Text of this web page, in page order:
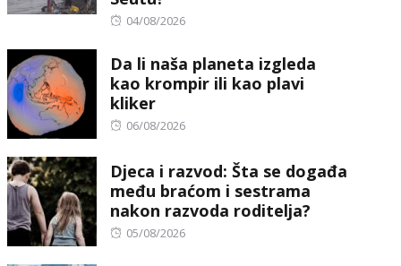
Posted
04/08/2026
Da li naša planeta izgleda
kao krompir ili kao plavi
kliker
Posted
06/08/2026
Djeca i razvod: Šta se događa
među braćom i sestrama
nakon razvoda roditelja?
Posted
05/08/2026